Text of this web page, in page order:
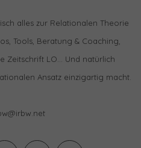
alles zur Relationalen Theorie
Tools, Beratung & Coaching,
Zeitschrift LO… Und natürlich
Ansatz einzigartig macht.